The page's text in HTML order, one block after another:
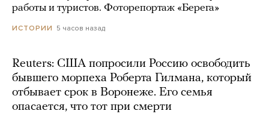
работы и туристов. Фоторепортаж «Берега»
ИСТОРИИ 5 часов назад
Reuters: США попросили Россию освободить
бывшего морпеха Роберта Гилмана, который
отбывает срок в Воронеже. Его семья
опасается, что тот при смерти